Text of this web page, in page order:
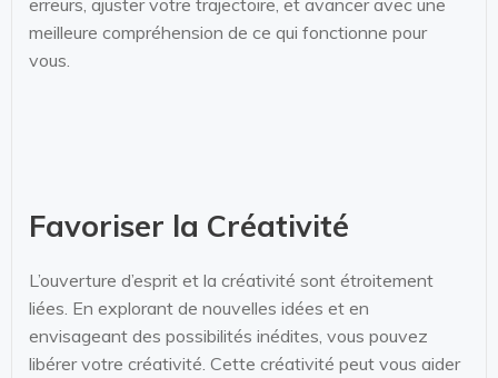
meilleure compréhension de ce qui fonctionne pour
vous.
Favoriser la Créativité
L’ouverture d’esprit et la créativité sont étroitement
liées. En explorant de nouvelles idées et en
envisageant des possibilités inédites, vous pouvez
libérer votre créativité. Cette créativité peut vous aider